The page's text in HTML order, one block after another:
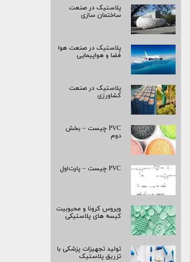
پلاستیک در صنعت
ساختمان سازی
پلاستیک در صنعت هوا
فضا و هواپیمایی
پلاستیک در صنعت
کشاورزی
PVC چیست – بخش
دوم
PVC چیست – پارت‌اول
ویروس کرونا و محبوبیت
کیسه­ های پلاستیکی
تولید تجهیزات پزشکی با
تزریق پلاستیک